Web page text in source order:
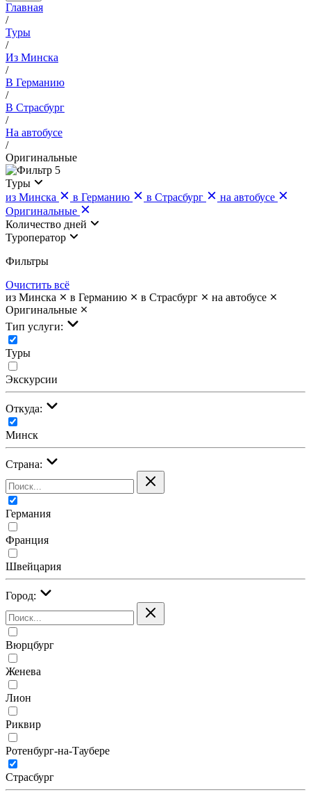
Главная
/
Туры
/
Из Минска
/
В Германию
/
В Страсбург
/
На автобусе
/
Оригинальные
5
Туры
из Минска
в Германию в Страсбург
на автобусе
Оригинальные
Количество дней
Туроператор
Фильтры
Очистить всё
из Минска
в Германию в Страсбург
на автобусе
Оригинальные
Тип услуги:
Туры
Экскурсии
Откуда:
Минск
Страна:
Германия
Франция
Швейцария
Город:
Вюрцбург
Женева
Лион
Риквир
Ротенбург-на-Таубере
Страсбург